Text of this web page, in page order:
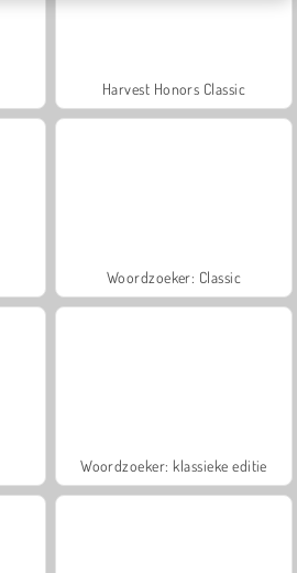
Harvest Honors Classic
Woordzoeker: Classic
Woordzoeker: klassieke editie